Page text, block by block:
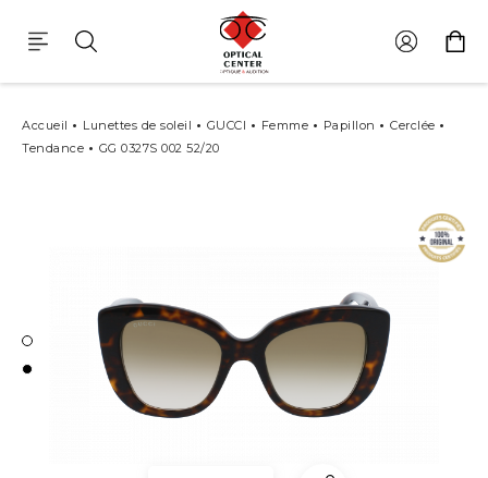
Lunettes De Soleil Gucci Gg 0327s 002
Accueil Lunettes de soleil GUCCI Femme Papillon
Cerclée
Tendance
GG 0327S 002 52/20